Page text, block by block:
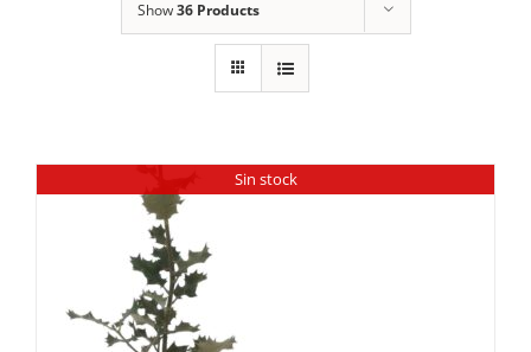
Show36 Products
Sin stock